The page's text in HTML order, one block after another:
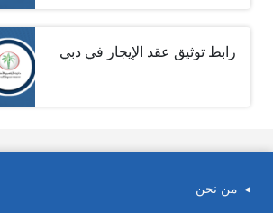
رابط توثيق عقد الإيجار في دبي
من نحن